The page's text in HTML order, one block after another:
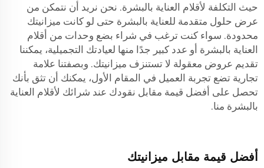
حيث التكلفة لأقلام العناية بالبشرة. نحن نريد أن نتمكن من
عرض حلول متقدمة للعناية بالبشرة حتى لو كانت ميزانيتك
محدودة. سواء كنت ترغب في شراء بضع وحدات من أقلام
العناية بالبشرة أو عدد كبير جدًا منها لعيادتك التجميلية، يمكننا
تقديم عروض معقولة لا تستنزف ميزانيتك. وبصفتنا علامة
تجارية تضع تجربة العميل في المقام الأول، يمكنك أن تثق بأنك
تحصل على أفضل قيمة مقابل نقودك عند شرائك لأقلام العناية
بالبشرة منا.
أفضل قيمة مقابل ميزانيتك